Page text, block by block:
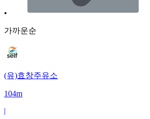
•
가까운순
(유)효창주유소
104m
|